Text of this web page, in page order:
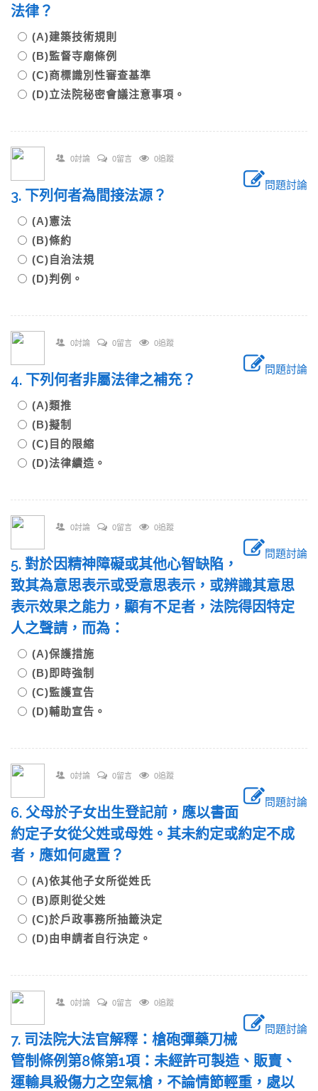
法律？
(A)建築技術規則
(B)監督寺廟條例
(C)商標識別性審查基準
(D)立法院秘密會議注意事項。
0討論 0留言 0追蹤
問題討論
3. 下列何者為間接法源？
(A)憲法
(B)條約
(C)自治法規
(D)判例。
0討論 0留言 0追蹤
問題討論
4. 下列何者非屬法律之補充？
(A)類推
(B)擬制
(C)目的限縮
(D)法律續造。
0討論 0留言 0追蹤
問題討論
5. 對於因精神障礙或其他心智缺陷，
致其為意思表示或受意思表示，或辨識其意思
表示效果之能力，顯有不足者，法院得因特定
人之聲請，而為：
(A)保護措施
(B)即時強制
(C)監護宣告
(D)輔助宣告。
0討論 0留言 0追蹤
問題討論
6. 父母於子女出生登記前，應以書面
約定子女從父姓或母姓。其未約定或約定不成
者，應如何處置？
(A)依其他子女所從姓氏
(B)原則從父姓
(C)於戶政事務所抽籤決定
(D)由申請者自行決定。
0討論 0留言 0追蹤
問題討論
7. 司法院大法官解釋：槍砲彈藥刀械
管制條例第8條第1項：未經許可製造、販賣、
運輸具殺傷力之空氣槍，不論情節輕重，處以